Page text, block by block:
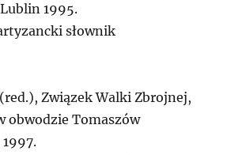
1995.
słownik
Związek Walki Zbrojnej,
obwodzie Tomaszów